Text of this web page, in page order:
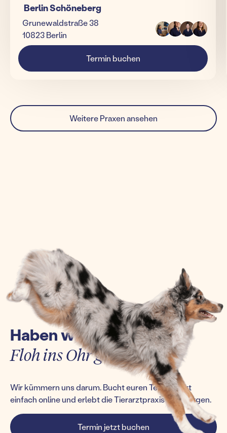
Berlin Schöneberg
Grunewaldstraße 38
10823 Berlin
Termin buchen
Weitere Praxen ansehen
Haben wir euch einen
Floh ins Ohr gesetzt?
Wir kümmern uns darum. Bucht euren Termin jetzt
einfach online und erlebt die Tierarztpraxis von morgen.
Termin jetzt buchen